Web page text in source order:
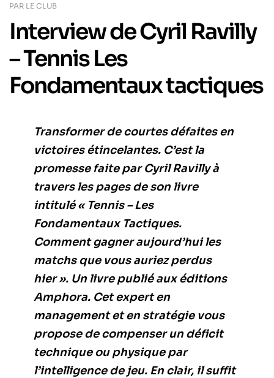
PAR LE CLUB
Interview de Cyril Ravilly
– Tennis Les
Fondamentaux tactiques
Transformer de courtes défaites en
victoires étincelantes. C’est la
promesse faite par Cyril Ravilly à
travers les pages de son livre
intitulé« Tennis – Les
Fondamentaux Tactiques.
Comment gagner aujourd’hui les
matchs que vous auriez perdus
hier ». Un livre publié aux éditions
Amphora. Cet expert en
management et en stratégie vous
propose de compenser un déficit
technique ou physique par
l’intelligence de jeu. En clair, il suffit